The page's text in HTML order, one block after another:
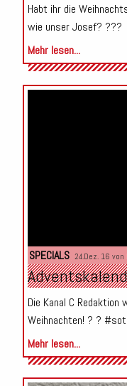
Habt ihr die
wie unser Josef? ???
Mehr lesen...
SPECIALS 24.Dez. 16 von
Die Kanal C
Weihnachten! ? ?
Mehr lesen...